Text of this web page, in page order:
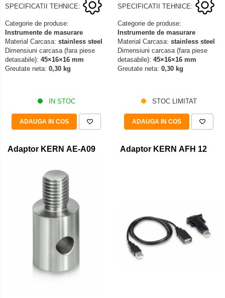
SPECIFICATII TEHNICE:
Categorie de produse:
Instrumente de masurare
Material Carcasa: stainless steel
Dimensiuni carcasa (fara piese
detasabile): 45×16×16 mm
Greutate neta: 0,30 kg
IN STOC
ADAUGA IN COS
SPECIFICATII TEHNICE:
Categorie de produse:
Instrumente de masurare
Material Carcasa: stainless steel
Dimensiuni carcasa (fara piese
detasabile): 45×16×16 mm
Greutate neta: 0,30 kg
STOC LIMITAT
ADAUGA IN COS
Adaptor KERN AE-A09 Adaptor KERN AFH 12